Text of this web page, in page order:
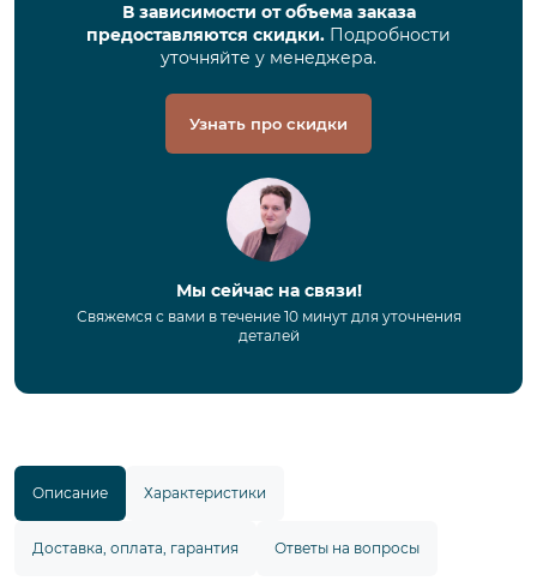
В зависимости от объема заказа
предоставляются скидки. Подробности
уточняйте у менеджера.
Узнать про скидки
Мы сейчас на связи!
Свяжемся с вами в течение 10 минут для уточнения
деталей
Описание Характеристики
Доставка, оплата, гарантия Ответы на вопросы